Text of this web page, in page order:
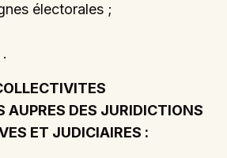
électorales ;
AUPRES DES JURIDICTIONS
ET JUDICIAIRES :